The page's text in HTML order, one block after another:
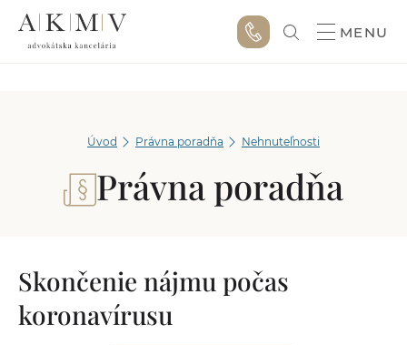
MENU
Úvod Právna poradňa Nehnuteľnosti
Právna poradňa
Skončenie nájmu počas
koronavírusu